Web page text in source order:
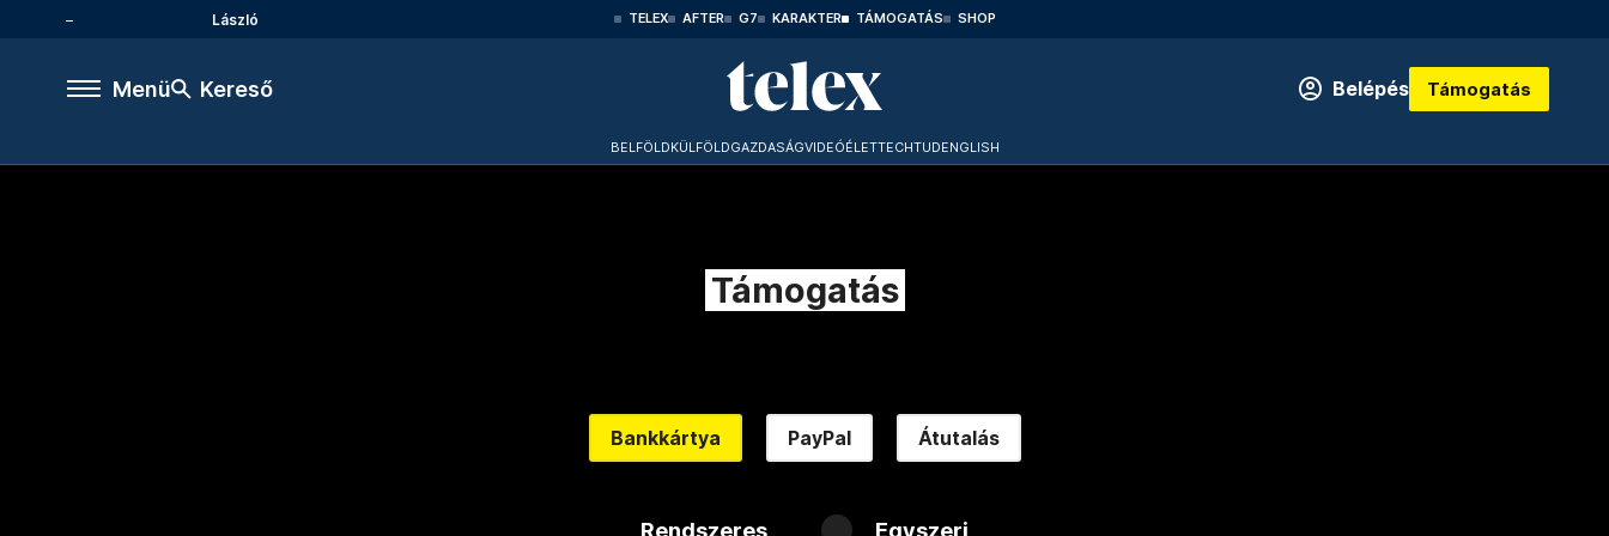
László TELEX AFTER G7 KARAKTER TÁMOGATÁS SHOP
Menü Kereső Belépés Támogatás
BELFÖLDKÜLFÖLDGAZDASÁGVIDEÓÉLETTECHTUDENGLISH
Támogatás
Bankkártya PayPal Átutalás
Rendszeres Egyszeri